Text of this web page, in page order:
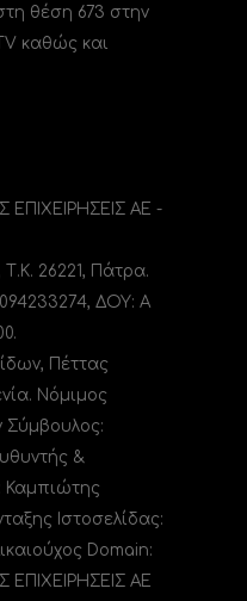
θέση 673 στην
καθώς και
ΕΠΙΧΕΙΡΗΣΕΙΣ ΑΕ -
26221, Πάτρα.
ΔΟΥ: A
Πέττας
Νόμιμος
&
Καμπιώτης
Ιστοσελίδας:
Domain:
ΕΠΙΧΕΙΡΗΣΕΙΣ ΑΕ